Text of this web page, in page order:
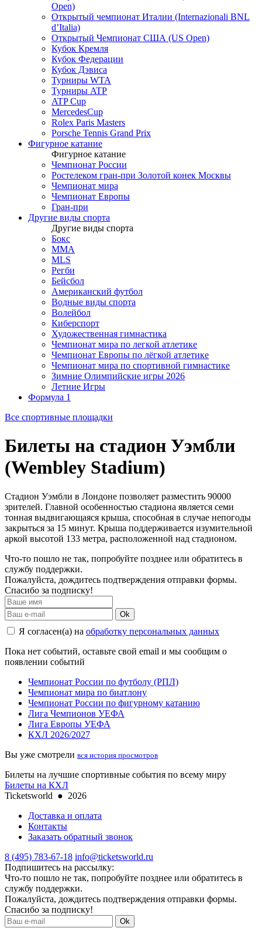
Open)
Открытый чемпионат Италии (Internazionali BNL
d’Italia)
Открытый Чемпионат США (US Open)
Кубок Кремля
Кубок Федерации
Кубок Дэвиса
Турниры WTA
Турниры ATP
ATP Cup
MercedesCup
Rolex Paris Masters
Porsche Tennis Grand Prix
Фигурное катание
Фигурное катание
Чемпионат России
Ростелеком гран-при Золотой конек Москвы
Чемпионат мира
Чемпионат Европы
Гран-при
Другие виды спорта
Другие виды спорта
Бокс
MMA
MLS
Регби
Бейсбол
Американский футбол
Водные виды спорта
Волейбол
Киберспорт
Художественная гимнастика
Чемпионат мира по легкой атлетике
Чемпионат Европы по лёгкой атлетике
Чемпионат мира по спортивной гимнастике
Зимние Олимпийские игры 2026
Летние Игры
Формула 1
Все спортивные площадки
Билеты на стадион Уэмбли
(Wembley Stadium)
Стадион Уэмбли в Лондоне позволяет разместить 90000
зрителей. Главной особенностью стадиона является семи
тонная выдвигающаяся крыша, способная в случае непогоды
закрыться за 15 минут. Крыша поддерживается изумительной
аркой высотой 133 метра, расположенной над стадионом.
Что-то пошло не так, попробуйте позднее или обратитесь в
службу поддержки.
Пожалуйста, дождитесь подтверждения отправки формы.
Спасибо за подписку!
Ok
Я согласен(а) на обработку персональных данных
Пока нет событий, оставьте свой email и мы сообщим о
появлении событий
Чемпионат России по футболу (РПЛ)
Чемпионат мира по биатлону
Чемпионат России по фигурному катанию
Лига Чемпионов УЕФА
Лига Европы УЕФА
КХЛ 2026/2027
Вы уже смотрели вся история просмотров
Билеты на лучшие спортивные события по всему миру
Билеты на КХЛ
Ticketsworld ● 2026
Доставка и оплата
Контакты
Заказать обратный звонок
8 (495) 783-67-18 info@ticketsworld.ru
Подпишитесь на рассылку:
Что-то пошло не так, попробуйте позднее или обратитесь в
службу поддержки.
Пожалуйста, дождитесь подтверждения отправки формы.
Спасибо за подписку!
Ok